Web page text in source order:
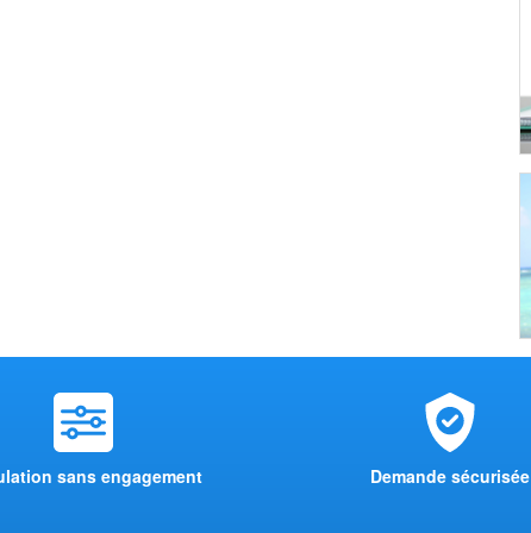
sans engagement Demande sécurisée